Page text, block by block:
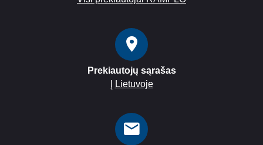
Prekiautojų sąrašas
Lietuvoje